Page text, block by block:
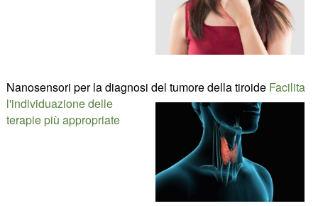
Nanosensori per la diagnosi del tumore della tiroide Facilita
l'individuazione delle
terapie più appropriate